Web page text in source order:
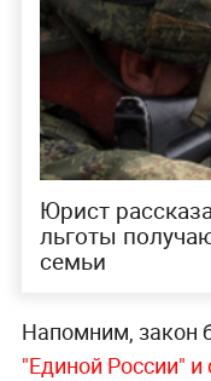
Юрист
льготы
семьи
Напомним, закон
"Единой России"